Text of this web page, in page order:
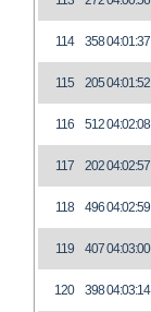
114 35804:01:37
115 20504:01:52
116 51204:02:08
117 20204:02:57
118 49604:02:59
119 40704:03:00
120 39804:03:14